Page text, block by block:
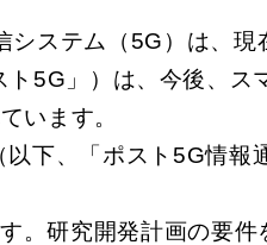
ステム（5G）は、
5G」）は、今後、
います。
下、「ポスト5G情
研究開発計画の要件